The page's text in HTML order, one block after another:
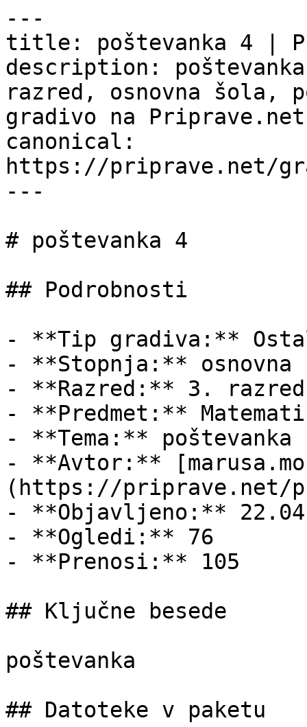
---
title: poštevanka 4 |
description:
razred, osnovna šola,
gradivo na
canonical:
https://priprave.net/
---
# poštevanka 4
## Podrobnosti
- **Tip gradiva:**
- **Stopnja:** osnovna
- **Razred:** 3. razred
- **Predmet:**
- **Tema:** poštevanka
- **Avtor:**
(https://priprave.net/
- **Objavljeno:**
- **Ogledi:** 76
- **Prenosi:** 105
## Ključne besede
poštevanka
## Datoteke v paketu